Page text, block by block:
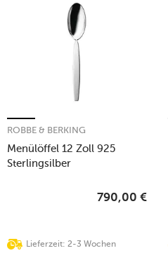
Menülöffel 12 Zoll 925
Sterlingsilber
ROBBE & BERKING
Lieferzeit: 2-3 Wochen
790,00 €